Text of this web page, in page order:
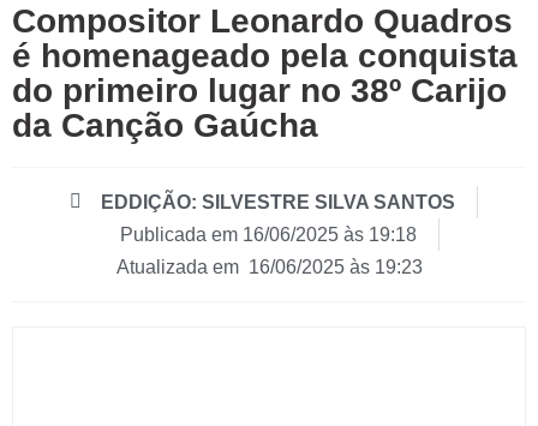
Compositor Leonardo Quadros
é homenageado pela conquista
do primeiro lugar no 38º Carijo
da Canção Gaúcha
EDDIÇÃO: SILVESTRE SILVA SANTOS
Publicada em 16/06/2025 às 19:18
Atualizada em 16/06/2025 às 19:23